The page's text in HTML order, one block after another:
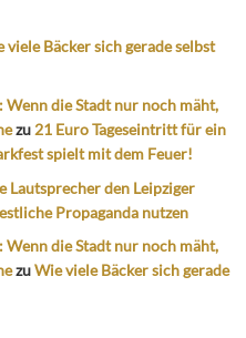
viele Bäcker sich gerade selbst
die Stadt nur noch mäht,
zu 21 Euro Tageseintritt für ein
spielt mit dem Feuer!
Lautsprecher den Leipziger
Propaganda nutzen
die Stadt nur noch mäht,
zuWie viele Bäcker sich gerade